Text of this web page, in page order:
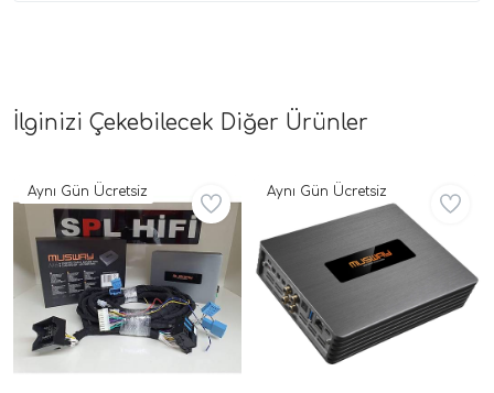
İlginizi Çekebilecek Diğer Ürünler
Aynı Gün Ücretsiz Aynı Gün Ücretsiz